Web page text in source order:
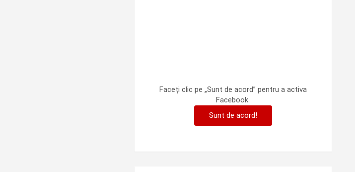
Faceți clic pe „Sunt de acord” pentru a activa
Facebook
Sunt de acord!